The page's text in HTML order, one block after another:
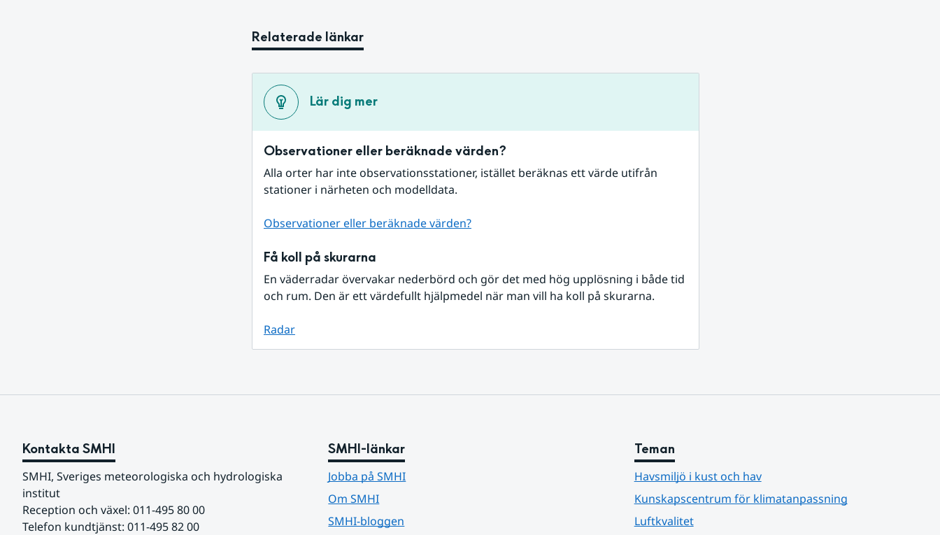
Relaterade länkar
Lär dig mer
Observationer eller beräknade värden?
Alla orter har inte observationsstationer, istället beräknas ett värde utifrån
stationer i närheten och modelldata.
Observationer eller beräknade värden?
Få koll på skurarna
En väderradar övervakar nederbörd och gör det med hög upplösning i både tid
och rum. Den är ett värdefullt hjälpmedel när man vill ha koll på skurarna.
Radar
Kontakta SMHI
SMHI, Sveriges meteorologiska och hydrologiska
institut
Reception och växel: 011-495 80 00
Telefon kundtjänst: 011-495 82 00
SMHI-länkar
Jobba på SMHI
Om SMHI
SMHI-bloggen
Teman
Havsmiljö i kust och hav
Kunskapscentrum för klimatanpassning
Luftkvalitet